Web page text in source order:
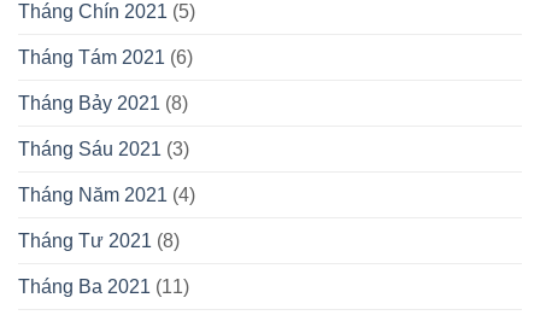
Tháng Chín 2021 (5)
Tháng Tám 2021 (6)
Tháng Bảy 2021 (8)
Tháng Sáu 2021 (3)
Tháng Năm 2021 (4)
Tháng Tư 2021 (8)
Tháng Ba 2021 (11)